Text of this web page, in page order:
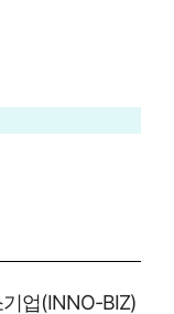
업(INNO-BIZ)